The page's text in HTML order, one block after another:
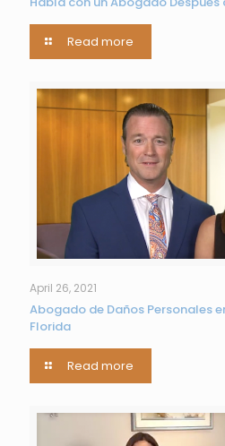
Read more
April 26, 2021
Abogado de Daños Personales
Florida
Read more